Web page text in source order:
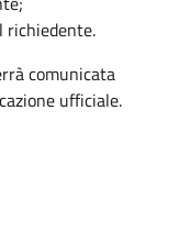
richiedente.
comunicata
ufficiale.